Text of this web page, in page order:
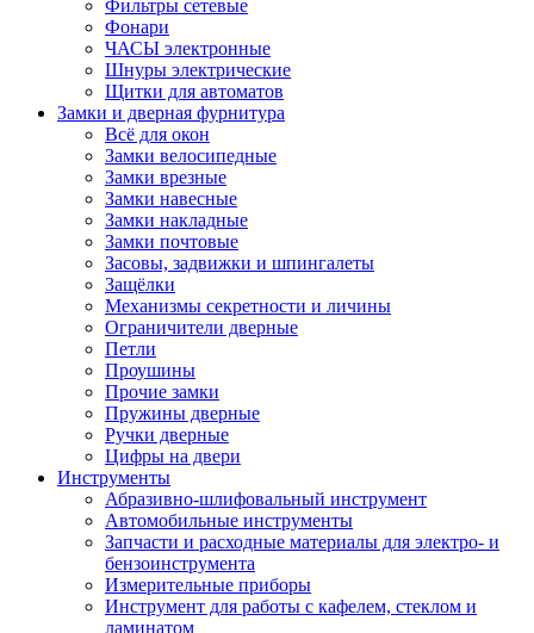
Фильтры сетевые
Фонари
ЧАСЫ электронные
Шнуры электрические
Щитки для автоматов
Замки и дверная фурнитура
Всё для окон
Замки велосипедные
Замки врезные
Замки навесные
Замки накладные
Замки почтовые
Засовы, задвижки и шпингалеты
Защёлки
Механизмы секретности и личины
Ограничители дверные
Петли
Проушины
Прочие замки
Пружины дверные
Ручки дверные
Цифры на двери
Инструменты
Абразивно-шлифовальный инструмент
Автомобильные инструменты
Запчасти и расходные материалы для электро- и
бензоинструмента
Измерительные приборы
Инструмент для работы с кафелем, стеклом и
ламинатом